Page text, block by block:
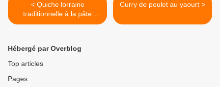
< Quiche lorraine
traditionnelle à la pâte
feuilletée
Curry de poulet au yaourt >
Hébergé par Overblog
Top articles
Pages